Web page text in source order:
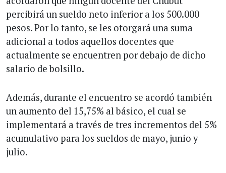
percibirá un sueldo neto inferior a los 500.000
pesos. Por lo tanto, se les otorgará una suma
adicional a todos aquellos docentes que
actualmente se encuentren por debajo de dicho
salario de bolsillo.
Además, durante el encuentro se acordó también
un aumento del 15,75% al básico, el cual se
implementará a través de tres incrementos del 5%
acumulativo para los sueldos de mayo, junio y
julio.